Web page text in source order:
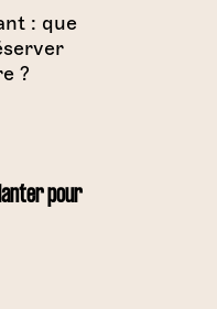
: que
?
pour